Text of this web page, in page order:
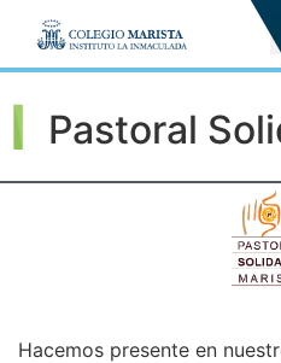
Pastoral
Hacemos presente en